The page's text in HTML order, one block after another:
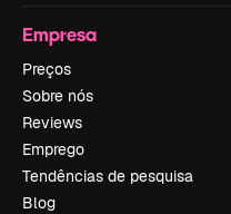
Empresa
Preços
Sobre nós
Reviews
Emprego
Tendências de pesquisa
Blog